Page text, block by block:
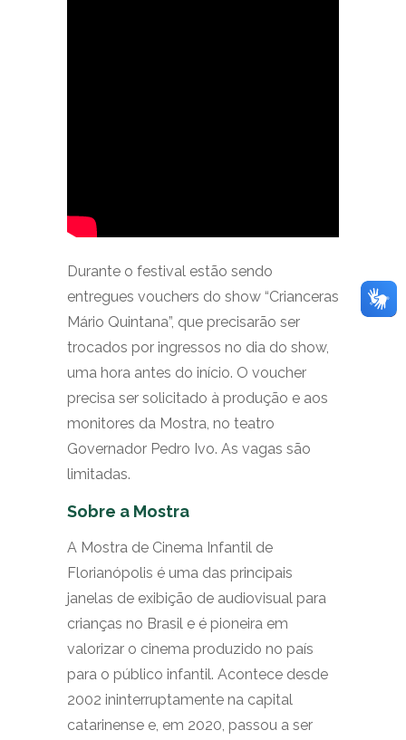
Durante o festival estão sendo
entregues vouchers do show “Crianceras
Mário Quintana”, que precisarão ser
trocados por ingressos no dia do show,
uma hora antes do início. O voucher
precisa ser solicitado à produção e aos
monitores da Mostra, no teatro
Governador Pedro Ivo. As vagas são
limitadas.
Sobre a Mostra
A Mostra de Cinema Infantil de
Florianópolis é uma das principais
janelas de exibição de audiovisual para
crianças no Brasil e é pioneira em
valorizar o cinema produzido no país
para o público infantil. Acontece desde
2002 ininterruptamente na capital
catarinense e, em 2020, passou a ser